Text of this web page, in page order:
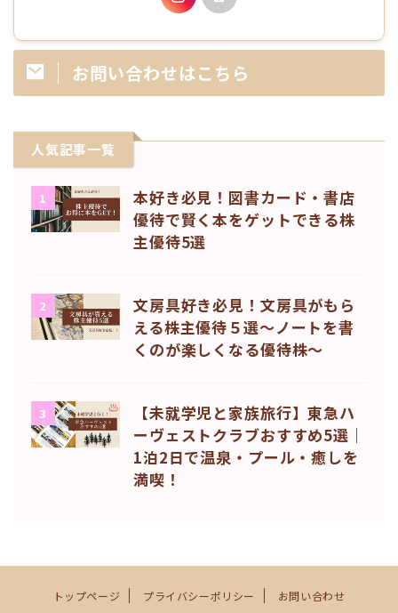
お問い合わせはこちら
人気記事一覧
1
本好き必見！図書カード・書店
優待で賢く本をゲットできる株
主優待5選
2
文房具好き必見！文房具がもら
える株主優待５選〜ノートを書
くのが楽しくなる優待株〜
3
【未就学児と家族旅行】東急ハ
ーヴェストクラブおすすめ5選｜
1泊2日で温泉・プール・癒しを
満喫！
トップページ プライバシーポリシー お問い合わせ